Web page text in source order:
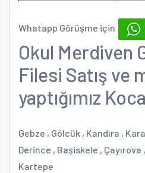
Whatapp Görüşme için
Okul Merdiven
Filesi Satış ve
yaptığımız
Gebze , Gölcük , Kandıra ,
Derince , Başiskele , Çayırova
Kartepe